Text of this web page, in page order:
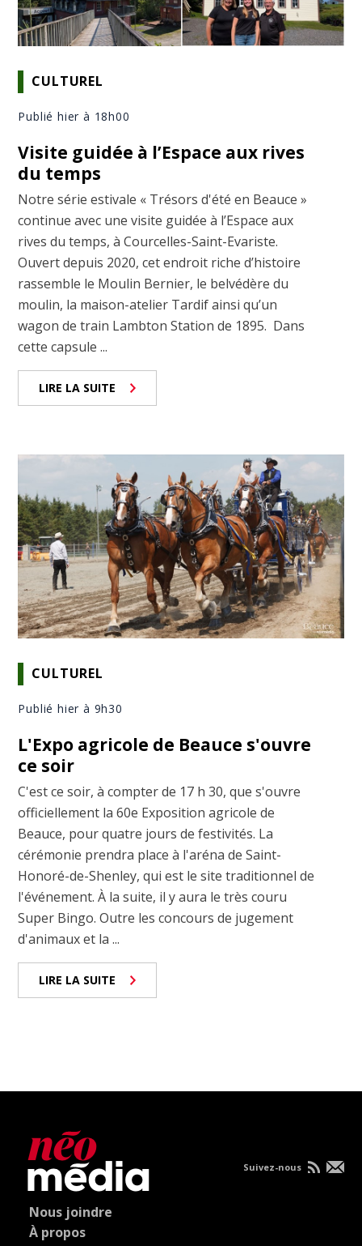
CULTUREL
Publié hier à 18h00
Visite guidée à l’Espace aux rives
du temps
Notre série estivale « Trésors d'été en Beauce »
continue avec une visite guidée à l’Espace aux
rives du temps, à Courcelles-Saint-Evariste.
Ouvert depuis 2020, cet endroit riche d’histoire
rassemble le Moulin Bernier, le belvédère du
moulin, la maison-atelier Tardif ainsi qu’un
wagon de train Lambton Station de 1895. Dans
cette capsule ...
LIRE LA SUITE
CULTUREL
Publié hier à 9h30
L'Expo agricole de Beauce s'ouvre
ce soir
C'est ce soir, à compter de 17 h 30, que s'ouvre
officiellement la 60e Exposition agricole de
Beauce, pour quatre jours de festivités. La
cérémonie prendra place à l'aréna de Saint-
Honoré-de-Shenley, qui est le site traditionnel de
l'événement. À la suite, il y aura le très couru
Super Bingo. Outre les concours de jugement
d'animaux et la ...
LIRE LA SUITE
Nous joindre
À propos
Suivez-nous